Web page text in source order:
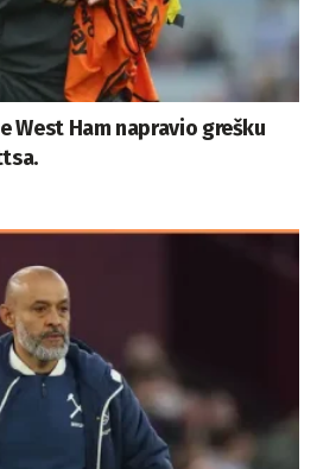
West Ham napravio grešku